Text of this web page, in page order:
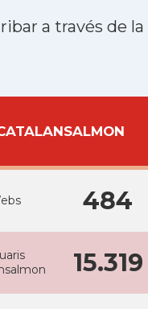
a través de la
484
15.319